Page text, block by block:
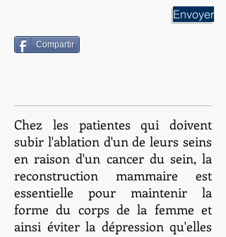
Envoyer
Compartir
Chez les patientes qui doivent
subir l'ablation d'un de leurs seins
en raison d'un cancer du sein, la
reconstruction mammaire est
essentielle pour maintenir la
forme du corps de la femme et
ainsi éviter la dépression qu'elles